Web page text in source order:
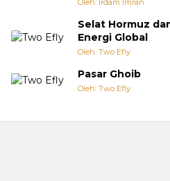
Oleh: Irdam Imran
Selat Hormuz
Energi Global
Oleh: Two Efly
Pasar Ghoib
Oleh: Two Efly